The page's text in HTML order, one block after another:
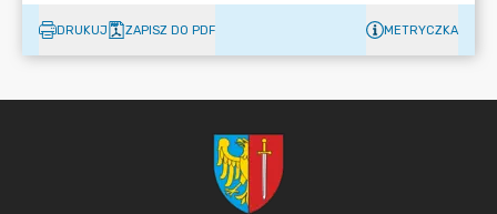
DRUKUJ ZAPISZ DO PDF METRYCZKA